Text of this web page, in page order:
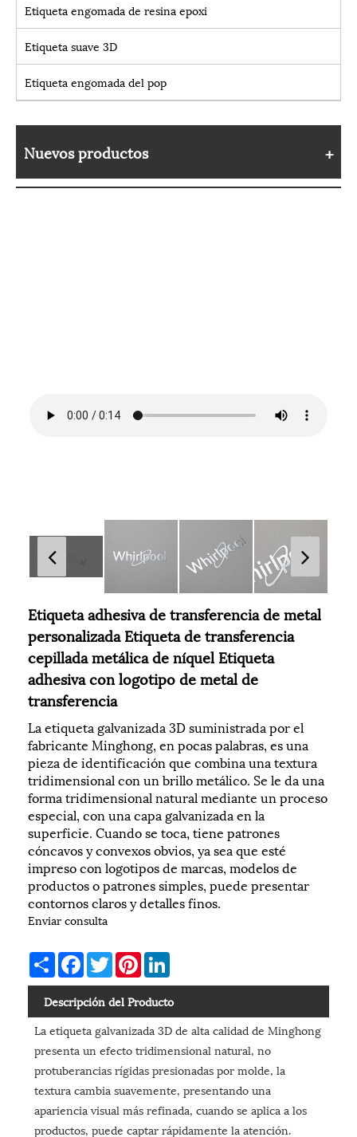
Etiqueta engomada de resina epoxi
Etiqueta suave 3D
Etiqueta engomada del pop
Nuevos productos
Etiqueta adhesiva de transferencia de metal
personalizada Etiqueta de transferencia
cepillada metálica de níquel Etiqueta
adhesiva con logotipo de metal de
transferencia
La etiqueta galvanizada 3D suministrada por el
fabricante Minghong, en pocas palabras, es una
pieza de identificación que combina una textura
tridimensional con un brillo metálico. Se le da una
forma tridimensional natural mediante un proceso
especial, con una capa galvanizada en la
superficie. Cuando se toca, tiene patrones
cóncavos y convexos obvios, ya sea que esté
impreso con logotipos de marcas, modelos de
productos o patrones simples, puede presentar
contornos claros y detalles finos.
Enviar consulta
ShareFacebookTwitterPinterest
Descripción del Producto
La etiqueta galvanizada 3D de alta calidad de Minghong
presenta un efecto tridimensional natural, no
protuberancias rígidas presionadas por molde, la
textura cambia suavemente, presentando una
apariencia visual más refinada, cuando se aplica a los
productos, puede captar rápidamente la atención.